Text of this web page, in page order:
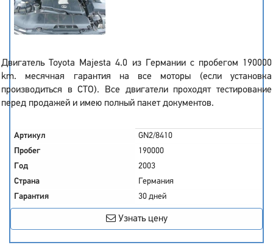
Двигатель Toyota Majesta 4.0 из Германии с пробегом 190000
km. месячная гарантия на все моторы (если установка
производиться в СТО). Все двигатели проходят тестирование
перед продажей и имею полный пакет документов.
Артикул
GN2/8410
Пробег
190000
Год
2003
Страна
Германия
Гарантия
30 дней
Узнать цену